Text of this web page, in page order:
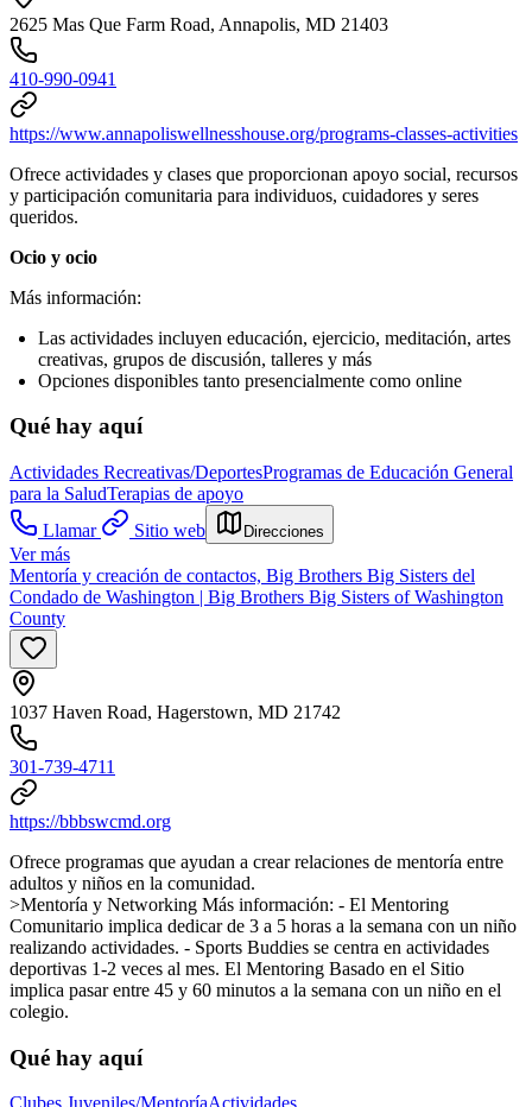
2625 Mas Que Farm Road, Annapolis, MD 21403
410-990-0941
https://www.annapoliswellnesshouse.org/programs-classes-activities
Ofrece actividades y clases que proporcionan apoyo social, recursos
y participación comunitaria para individuos, cuidadores y seres
queridos.
Ocio y ocio
Más información:
Las actividades incluyen educación, ejercicio, meditación, artes
creativas, grupos de discusión, talleres y más
Opciones disponibles tanto presencialmente como online
Qué hay aquí
Actividades Recreativas/DeportesProgramas de Educación General
para la SaludTerapias de apoyo
Llamar
Sitio web Direcciones
Ver más
Mentoría y creación de contactos, Big Brothers Big Sisters del
Condado de Washington | Big Brothers Big Sisters of Washington
County
1037 Haven Road, Hagerstown, MD 21742
301-739-4711
https://bbbswcmd.org
Ofrece programas que ayudan a crear relaciones de mentoría entre
adultos y niños en la comunidad.
>Mentoría y Networking Más información: - El Mentoring
Comunitario implica dedicar de 3 a 5 horas a la semana con un niño
realizando actividades. - Sports Buddies se centra en actividades
deportivas 1-2 veces al mes. El Mentoring Basado en el Sitio
implica pasar entre 45 y 60 minutos a la semana con un niño en el
colegio.
Qué hay aquí